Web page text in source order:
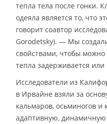
тепла тела после гонки.
одеяла является то, что
говорит соавтор
Gorodetsky). — Мы
свойствами, чтобы можно
тепла задерживается или
Исследователи из
в Ирвайне взяли за
кальмаров, осьминогов
адаптивную,